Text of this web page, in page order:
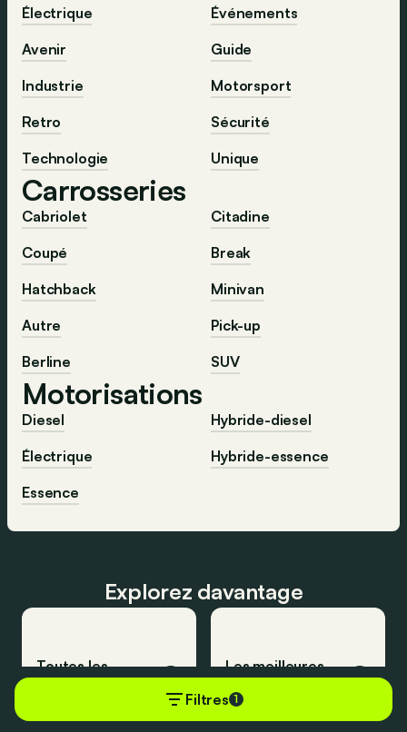
Filtres 1
Électrique
Événements
Avenir
Guide
Industrie
Motorsport
Retro
Sécurité
Technologie
Unique
Carrosseries
Cabriolet
Citadine
Coupé
Break
Hatchback
Minivan
Autre
Pick-up
Berline
SUV
Motorisations
Diesel
Hybride-diesel
Électrique
Hybride-essence
Essence
Explorez davantage
Toutes les
voitures
Les meilleures
voitures